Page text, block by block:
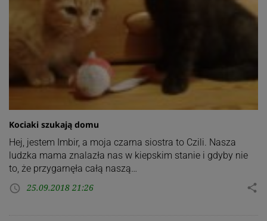
Kociaki szukają domu
Hej, jestem Imbir, a moja czarna siostra to Czili. Nasza
ludzka mama znalazła nas w kiepskim stanie i gdyby nie
to, że przygarnęła całą naszą…
access_time 25.09.2018 21:26 share